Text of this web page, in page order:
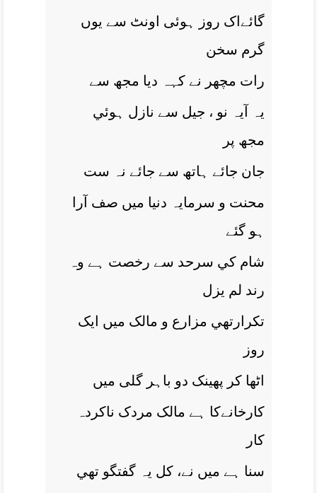
گائےاک روز ہوئی اونٹ سے يوں
گرم سخن
رات مچھر نے کہہ ديا مجھ سے
يہ آيہ نو ، جيل سے نازل ہوئي
مجھ پر
جان جائے ہاتھ سے جائے نہ ست
محنت و سرمايہ دنيا ميں صف آرا
ہو گئے
شام کي سرحد سے رخصت ہے وہ
رند لم يزل
تکرارتھي مزارع و مالک ميں ايک
روز
اٹھا کر پھينک دو باہر گلی ميں
کارخانےکا ہے مالک مردک ناکردہ
کار
سنا ہے ميں نے، کل يہ گفتگو تھي